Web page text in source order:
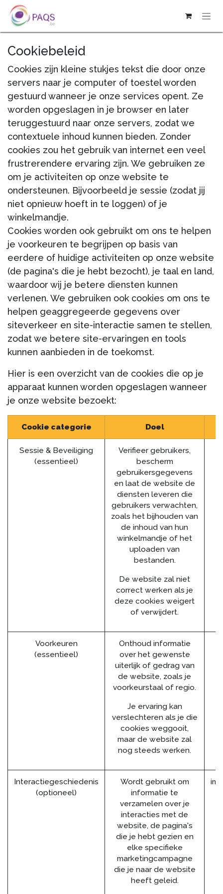
OVERSLAAN NAAR INHOUD
Cookiebeleid
Cookies zijn kleine stukjes tekst die door onze
servers naar je computer of toestel worden
gestuurd wanneer je onze services opent. Ze
worden opgeslagen in je browser en later
teruggestuurd naar onze servers, zodat we
contextuele inhoud kunnen bieden. Zonder
cookies zou het gebruik van internet een veel
frustrerendere ervaring zijn. We gebruiken ze
om je activiteiten op onze website te
ondersteunen. Bijvoorbeeld je sessie (zodat jij
niet opnieuw hoeft in te loggen) of je
winkelmandje.
Cookies worden ook gebruikt om ons te helpen
je voorkeuren te begrijpen op basis van
eerdere of huidige activiteiten op onze website
(de pagina's die je hebt bezocht), je taal en land,
waardoor wij je betere diensten kunnen
verlenen. We gebruiken ook cookies om ons te
helpen geaggregeerde gegevens over
siteverkeer en site-interactie samen te stellen,
zodat we betere site-ervaringen en tools
kunnen aanbieden in de toekomst.
Hier is een overzicht van de cookies die op je
apparaat kunnen worden opgeslagen wanneer
je onze website bezoekt:
Cookie categorie Doel
Sessie & Beveiliging
(essentieel)
Verifieer gebruikers,
bescherm
gebruikersgegevens
en laat de website de
diensten leveren die
gebruikers verwachten,
zoals het bijhouden van
de inhoud van hun
winkelmandje of het
uploaden van
bestanden.
De website zal niet
correct werken als je
deze cookies weigert
of verwijdert.
Voorkeuren
(essentieel)
Onthoud informatie
over het gewenste
uiterlijk of gedrag van
de website, zoals je
voorkeurstaal of regio.
Je ervaring kan
verslechteren als je die
cookies weggooit,
maar de website zal
nog steeds werken.
Interactiegeschiedenis
(optioneel)
Wordt gebruikt om
informatie te
verzamelen over je
interacties met de
website, de pagina's
die je hebt gezien en
elke specifieke
marketingcampagne
die je naar de website
heeft geleid.